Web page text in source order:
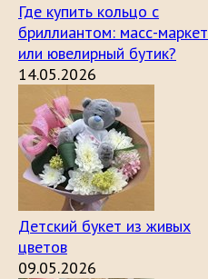
Где купить кольцо с
бриллиантом: масс-маркет
или ювелирный бутик?
14.05.2026
Детский букет из живых
цветов
09.05.2026